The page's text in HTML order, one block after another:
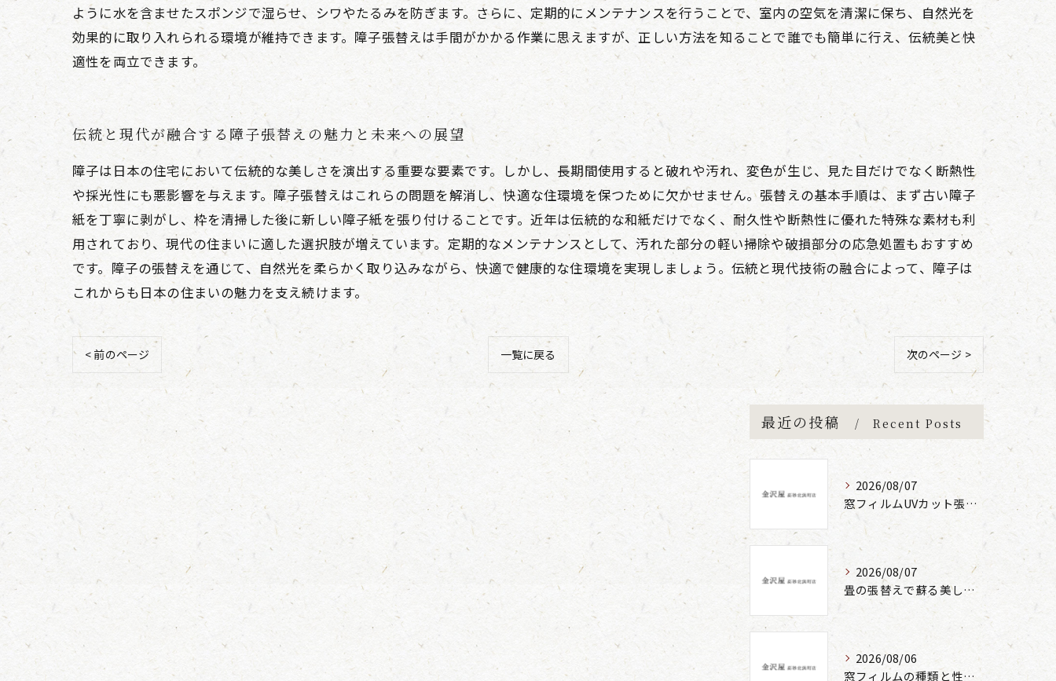
ように水を含ませたスポンジで湿らせ、シワやたるみを防ぎます。さらに、定期的にメンテナンスを行うことで、室内の空気を清潔に保ち、自然光を
効果的に取り入れられる環境が維持できます。障子張替えは手間がかかる作業に思えますが、正しい方法を知ることで誰でも簡単に行え、伝統美と快
適性を両立できます。
伝統と現代が融合する障子張替えの魅力と未来への展望
障子は日本の住宅において伝統的な美しさを演出する重要な要素です。しかし、長期間使用すると破れや汚れ、変色が生じ、見た目だけでなく断熱性
や採光性にも悪影響を与えます。障子張替えはこれらの問題を解消し、快適な住環境を保つために欠かせません。張替えの基本手順は、まず古い障子
紙を丁寧に剥がし、枠を清掃した後に新しい障子紙を張り付けることです。近年は伝統的な和紙だけでなく、耐久性や断熱性に優れた特殊な素材も利
用されており、現代の住まいに適した選択肢が増えています。定期的なメンテナンスとして、汚れた部分の軽い掃除や破損部分の応急処置もおすすめ
です。障子の張替えを通じて、自然光を柔らかく取り込みながら、快適で健康的な住環境を実現しましょう。伝統と現代技術の融合によって、障子は
これからも日本の住まいの魅力を支え続けます。
< 前のページ 一覧に戻る 次のページ >
最近の投稿 Recent Posts
2026/08/07
窓フィルムUVカット張替えの効果と方法
2026/08/07
畳の張替えで蘇る美しさと快適性の秘密
2026/08/06
窓フィルムの種類と性能の違い解説